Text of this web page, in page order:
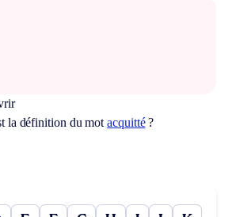
la définition du motacquitté?